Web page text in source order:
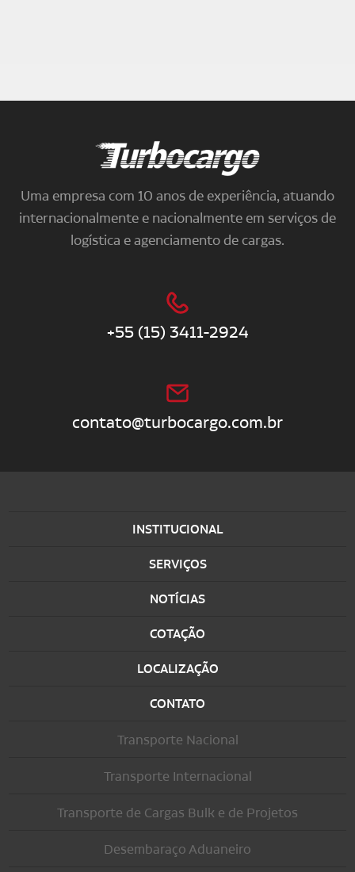
Turbocargo
Uma empresa com 10 anos de experiência, atuando
internacionalmente e nacionalmente em serviços de
logística e agenciamento de cargas.
+55 (15) 3411-2924
contato@turbocargo.com.br
INSTITUCIONAL
SERVIÇOS
NOTÍCIAS
COTAÇÃO
LOCALIZAÇÃO
CONTATO
Transporte Nacional
Transporte Internacional
Transporte de Cargas Bulk e de Projetos
Desembaraço Aduaneiro